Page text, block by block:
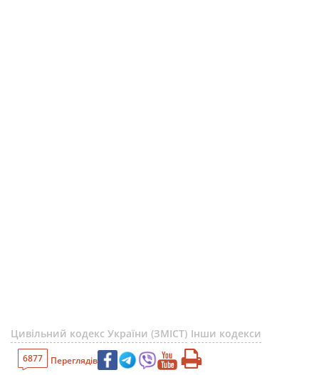
Цивільний кодекс України (ЗМІСТ) Інши кодекси
6877 Переглядів